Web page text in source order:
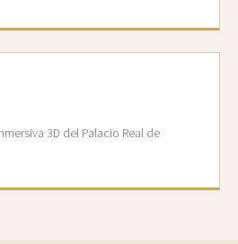
3D del Palacio Real de